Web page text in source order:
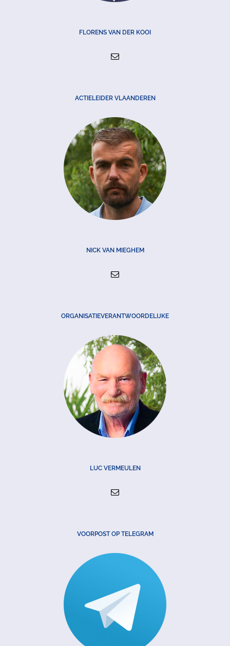
FLORENS VAN DER KOOI
ACTIELEIDER VLAANDEREN
NICK VAN MIEGHEM
ORGANISATIEVERANTWOORDELIJKE
LUC VERMEULEN
VOORPOST OP TELEGRAM